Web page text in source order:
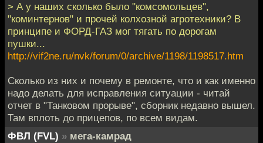
> А у наших сколько было "комсомольцев",
"коминтернов" и прочей колхозной агротехники? В
принципе и ФОРД-ГАЗ мог тягать по дорогам
пушки...
http://vif2ne.ru/nvk/forum/0/archive/1198/1198517.htm
Сколько из них и почему в ремонте, что и как именно
надо делать для исправления ситуации - читай
отчет в "Танковом прорыве", сборник недавно вышел.
Там вплоть до прицепов, по всем видам.
ФВЛ (FVL) » мега-камрад